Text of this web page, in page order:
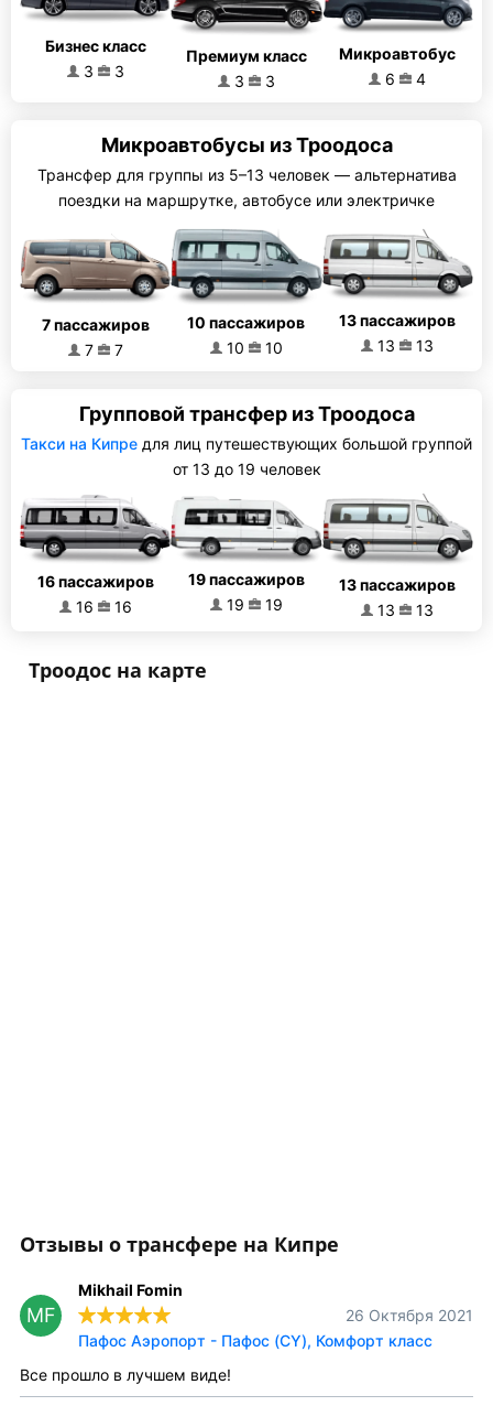
Бизнес класс
3
3
Премиум класс
3
3
Микроавтобус
6
4
Микроавтобусы из Троодоса
Трансфер для группы из 5–13 человек — альтернатива
поездки на маршрутке, автобусе или электричке
7 пассажиров
7
7
10 пассажиров
10
10
13 пассажиров
13
13
Групповой трансфер из Троодоса
Такси на Кипре для лиц путешествующих большой группой
от 13 до 19 человек
16 пассажиров
16
16
19 пассажиров
19
19
13 пассажиров
13
13
Троодос на карте
Отзывы о трансфере на Кипре
MF
Mikhail Fomin
26 Октября 2021
Пафос Аэропорт - Пафос (CY), Комфорт класс
Все прошло в лучшем виде!